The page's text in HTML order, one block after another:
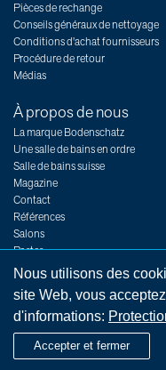
Pièces de rechange
Conseils généraux de nettoyage
Conditions d'achat fournisseurs
Procédure de retour
Médias
À propos de nous
La marque Bodenschatz
Une salle de bains en ordre
Salle de bains suisse
Magazine
Contact
Références
Salons
Postes
Impressum Indications légales
Protection des données
Nous utilisons des
site Web, vous
d'informations:
Accepter et fermer